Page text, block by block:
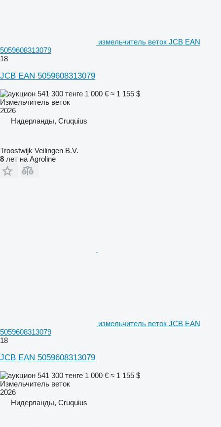
измельчитель веток JCB EAN
5059608313079
18
JCB EAN 5059608313079
541 300 тенге 1 000 € ≈ 1 155 $
Измельчитель веток
2026
Нидерланды, Cruquius
Troostwijk Veilingen B.V.
8 лет на Agroline
измельчитель веток JCB EAN
5059608313079
18
JCB EAN 5059608313079
541 300 тенге 1 000 € ≈ 1 155 $
Измельчитель веток
2026
Нидерланды, Cruquius